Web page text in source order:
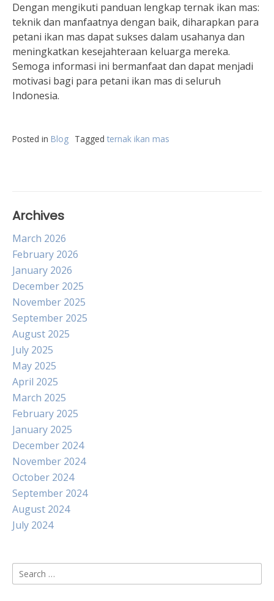
Dengan mengikuti panduan lengkap ternak ikan mas:
teknik dan manfaatnya dengan baik, diharapkan para
petani ikan mas dapat sukses dalam usahanya dan
meningkatkan kesejahteraan keluarga mereka.
Semoga informasi ini bermanfaat dan dapat menjadi
motivasi bagi para petani ikan mas di seluruh
Indonesia.
Posted in Blog Tagged ternak ikan mas
Archives
March 2026
February 2026
January 2026
December 2025
November 2025
September 2025
August 2025
July 2025
May 2025
April 2025
March 2025
February 2025
January 2025
December 2024
November 2024
October 2024
September 2024
August 2024
July 2024
Search
for: